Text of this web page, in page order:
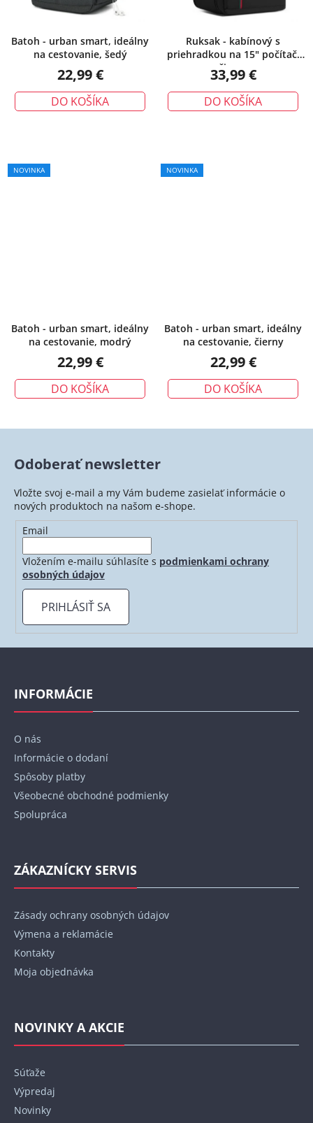
Batoh - urban smart, ideálny
na cestovanie, šedý
22,99 €
DO KOŠÍKA
Ruksak - kabínový s
priehradkou na 15" počítač,
čierny
33,99 €
DO KOŠÍKA
NOVINKA
Batoh - urban smart, ideálny
na cestovanie, modrý
22,99 €
DO KOŠÍKA
NOVINKA
Batoh - urban smart, ideálny
na cestovanie, čierny
22,99 €
DO KOŠÍKA
Odoberať newsletter
Vložte svoj e-mail a my Vám budeme zasielať informácie o
nových produktoch na našom e-shope.
Email
Vložením e-mailu súhlasíte s podmienkami ochrany
osobných údajov
PRIHLÁSIŤ SA
Z
INFORMÁCIE
O nás
Informácie o dodaní
Spôsoby platby
Všeobecné obchodné podmienky
Spolupráca
ZÁKAZNÍCKY SERVIS
Zásady ochrany osobných údajov
Výmena a reklamácie
Kontakty
Moja objednávka
NOVINKY A AKCIE
Súťaže
Výpredaj
Novinky